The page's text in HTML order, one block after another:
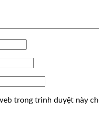
trong trình duyệt này